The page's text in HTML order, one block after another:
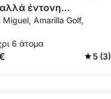
έντονη
Miguel, Amarilla Golf,
6 άτομα
5 (3)